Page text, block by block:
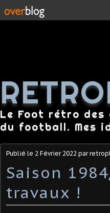
Le Foot rétro des
du football. Mes
Publié le 2 Février 2022 par
Saison
travaux !